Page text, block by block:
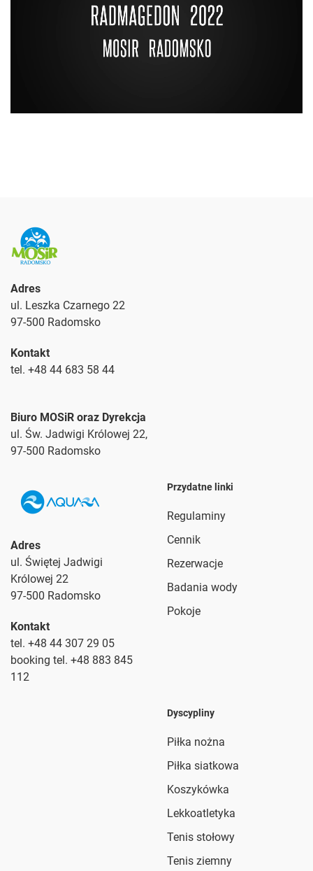
Adres
ul. Leszka Czarnego 22
97-500 Radomsko
Kontakt
tel. +48 44 683 58 44
Biuro MOSiR oraz Dyrekcja
ul. Św. Jadwigi Królowej 22,
97-500 Radomsko
Adres
ul. Świętej Jadwigi
Królowej 22
97-500 Radomsko
Kontakt
tel. +48 44 307 29 05
booking tel. +48 883 845
112
Przydatne linki
Regulaminy
Cennik
Rezerwacje
Badania wody
Pokoje
Dyscypliny
Piłka nożna
Piłka siatkowa
Koszykówka
Lekkoatletyka
Tenis stołowy
Tenis ziemny